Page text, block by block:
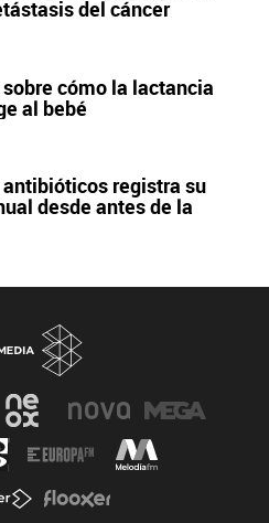
del cáncer
cómo la lactancia
al bebé
antibióticos registra su
desde antes de la